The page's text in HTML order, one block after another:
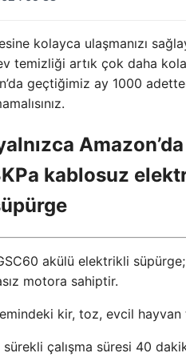
kolayca ulaşmanızı
temizliği artık çok daha
geçtiğimiz ay 1000
kablosuz
akülü elektrikli
motora sahiptir.
kir, toz, evcil
sürekli çalışma süresi 40